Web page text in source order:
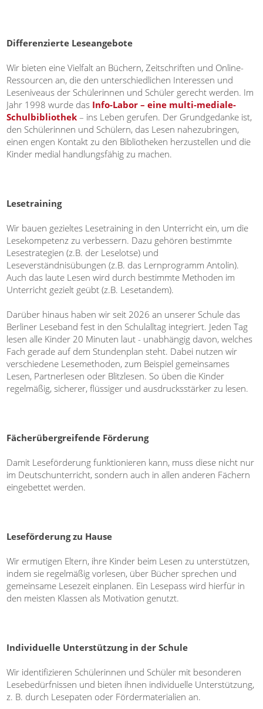
Differenzierte Leseangebote
Wir bieten eine Vielfalt an Büchern, Zeitschriften und Online-
Ressourcen an, die den unterschiedlichen Interessen und
Leseniveaus der Schülerinnen und Schüler gerecht werden. Im
Jahr 1998 wurde das Info-Labor – eine multi-mediale-
Schulbibliothek – ins Leben gerufen. Der Grundgedanke ist,
den Schülerinnen und Schülern, das Lesen nahezubringen,
einen engen Kontakt zu den Bibliotheken herzustellen und die
Kinder medial handlungsfähig zu machen.
Lesetraining
Wir bauen gezieltes Lesetraining in den Unterricht ein, um die
Lesekompetenz zu verbessern. Dazu gehören bestimmte
Lesestrategien (z.B. der Leselotse) und
Leseverständnisübungen (z.B. das Lernprogramm Antolin).
Auch das laute Lesen wird durch bestimmte Methoden im
Unterricht gezielt geübt (z.B. Lesetandem).
Darüber hinaus haben wir seit 2026 an unserer Schule das
Berliner Leseband fest in den Schulalltag integriert. Jeden Tag
lesen alle Kinder 20 Minuten laut - unabhängig davon, welches
Fach gerade auf dem Stundenplan steht. Dabei nutzen wir
verschiedene Lesemethoden, zum Beispiel gemeinsames
Lesen, Partnerlesen oder Blitzlesen. So üben die Kinder
regelmäßig, sicherer, flüssiger und ausdrucksstärker zu lesen.
Fächerübergreifende Förderung
Damit Leseförderung funktionieren kann, muss diese nicht nur
im Deutschunterricht, sondern auch in allen anderen Fächern
eingebettet werden.
Leseförderung zu Hause
Wir ermutigen Eltern, ihre Kinder beim Lesen zu unterstützen,
indem sie regelmäßig vorlesen, über Bücher sprechen und
gemeinsame Lesezeit einplanen. Ein Lesepass wird hierfür in
den meisten Klassen als Motivation genutzt.
Individuelle Unterstützung in der Schule
Wir identifizieren Schülerinnen und Schüler mit besonderen
Lesebedürfnissen und bieten ihnen individuelle Unterstützung,
z. B. durch Lesepaten oder Fördermaterialien an.